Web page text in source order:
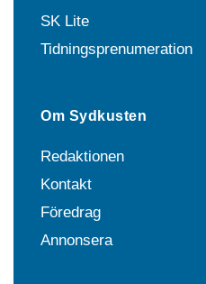
SK Lite
Tidningsprenumeration
Om Sydkusten
Redaktionen
Kontakt
Föredrag
Annonsera